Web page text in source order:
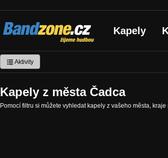
Bandzone.cz
žijeme hudbou Kapely
Aktivity
Kapely z města Čadca
Pomocí filtru si můžete vyhledat kapely z vašeho města,